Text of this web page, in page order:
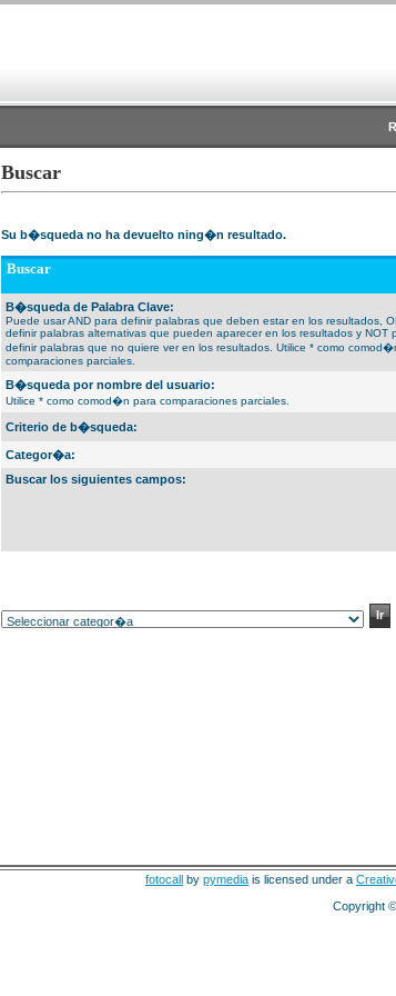
Buscar
Su b�squeda no ha devuelto ning�n resultado.
Buscar
B�squeda de Palabra Clave:
Puede usar AND para definir palabras que deben estar en los resultados,
definir palabras alternativas que pueden aparecer en los resultados y NOT
definir palabras que no quiere ver en los resultados. Utilice * como
comparaciones parciales.
B�squeda por nombre del usuario:
Utilice * como comod�n para comparaciones parciales.
Criterio de b�squeda:
Categor�a:
Buscar los siguientes campos:
fotocall by pymedia is licensed under a
Copyright